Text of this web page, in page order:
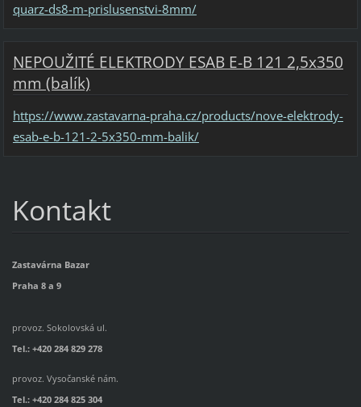
quarz-ds8-m-prislusenstvi-8mm/
NEPOUŽITÉ ELEKTRODY ESAB E-B 121 2,5x350
mm (balík)
https://www.zastavarna-praha.cz/products/nove-elektrody-
esab-e-b-121-2-5x350-mm-balik/
Kontakt
Zastavárna Bazar
Praha 8 a 9
provoz. Sokolovská ul.
Tel.: +420 284 829 278
provoz. Vysočanské nám.
Tel.: +420 284 825 304